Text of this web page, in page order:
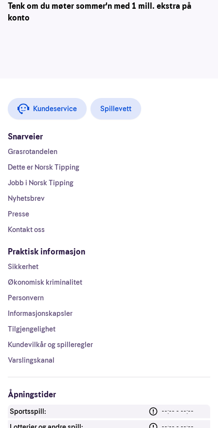
Tenk om du møter sommer'n med 1 mill. ekstra på
konto
Kundeservice Spillevett
Snarveier
Grasrotandelen
Dette er Norsk Tipping
Jobb i Norsk Tipping
Nyhetsbrev
Presse
Kontakt oss
Praktisk informasjon
Sikkerhet
Økonomisk kriminalitet
Personvern
Informasjonskapsler
Tilgjengelighet
Kundevilkår og spilleregler
Varslingskanal
Åpningstider
Sportsspill:
--:-- - --:--